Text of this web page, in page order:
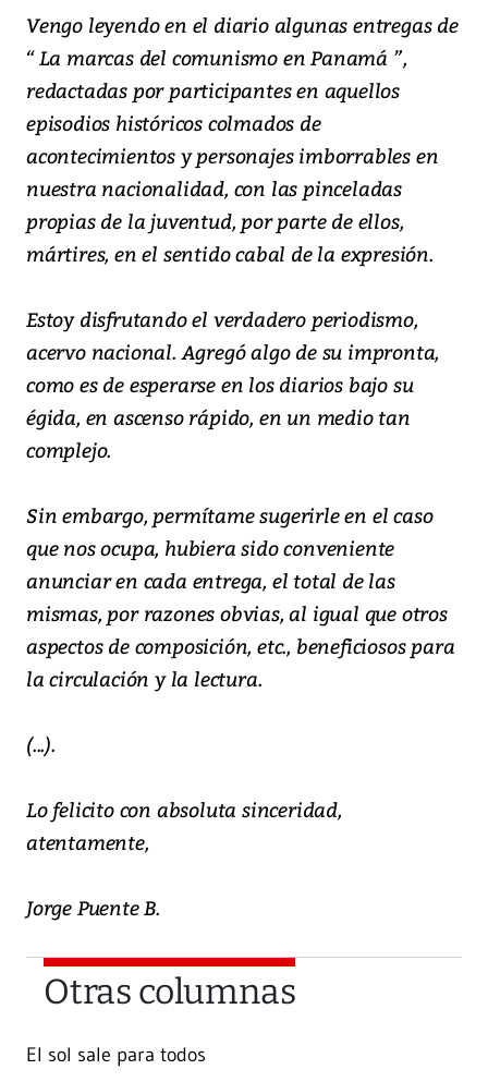
Vengo leyendo en el diario algunas entregas de
“ La marcas del comunismo en Panamá ”,
redactadas por participantes en aquellos
episodios históricos colmados de
acontecimientos y personajes imborrables en
nuestra nacionalidad, con las pinceladas
propias de la juventud, por parte de ellos,
mártires, en el sentido cabal de la expresión.
Estoy disfrutando el verdadero periodismo,
acervo nacional. Agregó algo de su impronta,
como es de esperarse en los diarios bajo su
égida, en ascenso rápido, en un medio tan
complejo.
Sin embargo, permítame sugerirle en el caso
que nos ocupa, hubiera sido conveniente
anunciar en cada entrega, el total de las
mismas, por razones obvias, al igual que otros
aspectos de composición, etc., beneficiosos para
la circulación y la lectura.
(...).
Lo felicito con absoluta sinceridad,
atentamente,
Jorge Puente B.
Otras columnas
El sol sale para todos